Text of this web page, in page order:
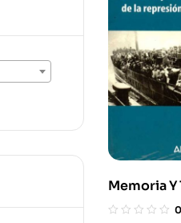
Memoria Y
0